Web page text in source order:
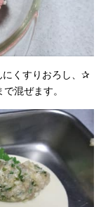
にくすりおろし、✰
混ぜます。